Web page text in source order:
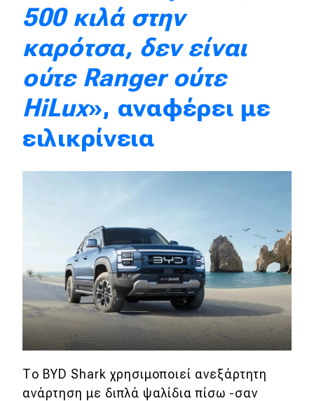
Δοκιμή
Αποστολή
Συγκρίνουμε
Αγώνες
Formula 1
WRC
Νέα
Τεχνολογία
Mobility
Σταθμοί φόρτισης
500 κιλά στην
καρότσα, δεν είναι
ούτε Ranger ούτε
HiLux», αναφέρει με
ειλικρίνεια
Το BYD Shark χρησιμοποιεί ανεξάρτητη
ανάρτηση με διπλά ψαλίδια πίσω -σαν